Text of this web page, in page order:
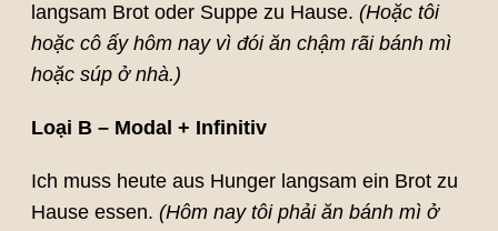
langsam Brot oder Suppe zu Hause. (Hoặc tôi
hoặc cô ấy hôm nay vì đói ăn chậm rãi bánh mì
hoặc súp ở nhà.)
Loại B – Modal + Infinitiv
Ich muss heute aus Hunger langsam ein Brot zu
Hause essen. (Hôm nay tôi phải ăn bánh mì ở